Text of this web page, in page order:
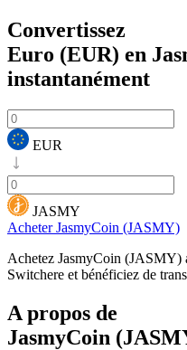
Convertissez
Euro (EUR) en
instantanément
EUR
JASMY
Acheter JasmyCoin (JASMY)
Achetez JasmyCoin (JASMY)
Switchere et bénéficiez de
A propos de
JasmyCoin